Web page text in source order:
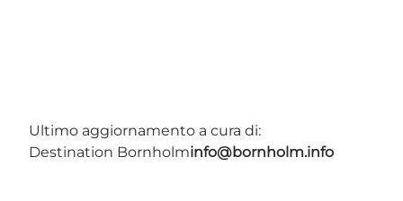
Ultimo aggiornamento a cura di:
Destination Bornholminfo@bornholm.info